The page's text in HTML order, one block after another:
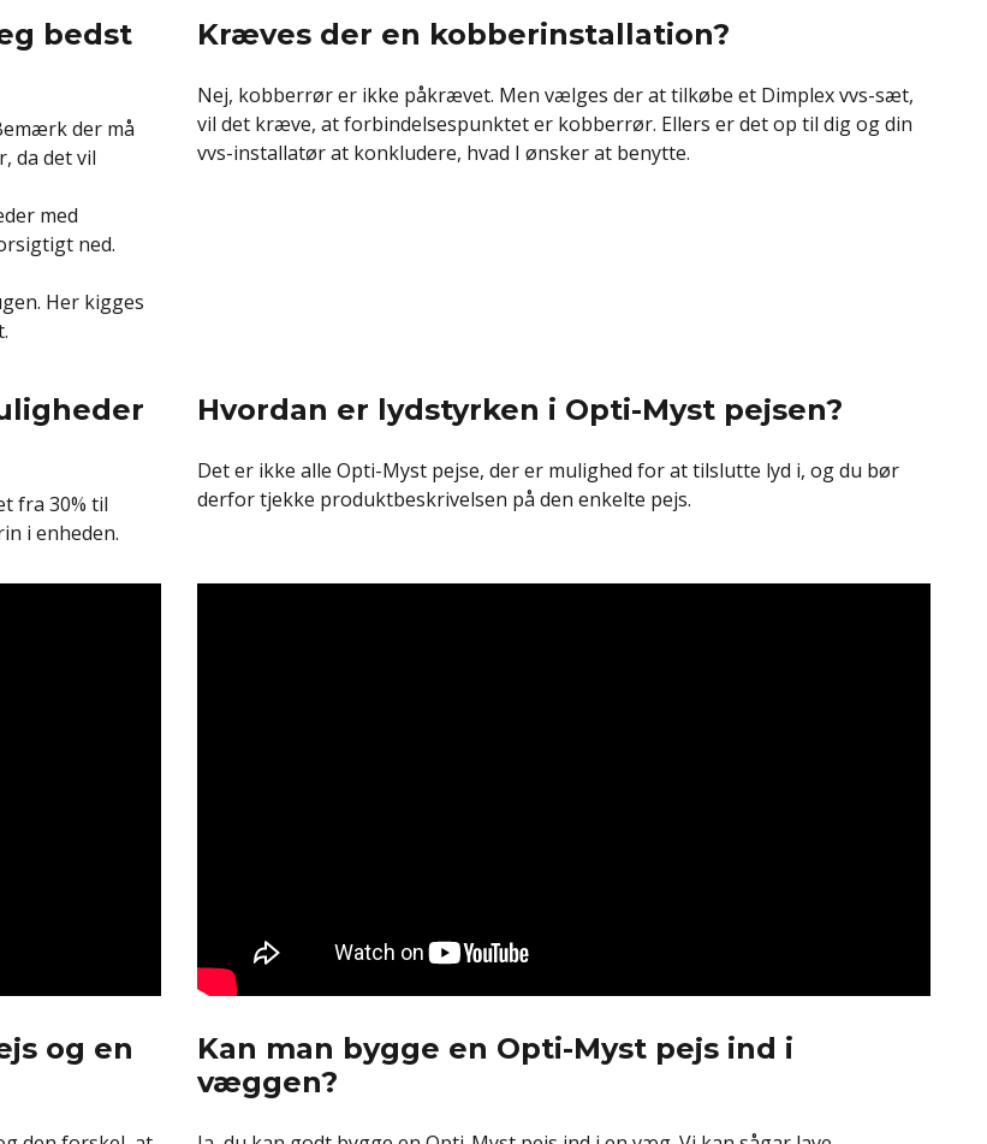
bedst
der må
da det vil
med
ned.
Her kigges
Kræves der en kobberinstallation?
Nej, kobberrør er ikke påkrævet. Men vælges der at tilkøbe et Dimplex vvs-sæt,
vil det kræve, at forbindelsespunktet er kobberrør. Ellers er det op til dig og din
vvs-installatør at konkludere, hvad I ønsker at benytte.
fra 30% til
i enheden.
Hvordan er lydstyrken i Opti-Myst pejsen?
Det er ikke alle Opti-Myst pejse, der er mulighed for at tilslutte lyd i, og du bør
derfor tjekke produktbeskrivelsen på den enkelte pejs.
og en
Kan man bygge en Opti-Myst pejs ind i
væggen?